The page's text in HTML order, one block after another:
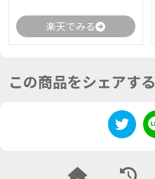
楽天でみる
この商品をシェアする